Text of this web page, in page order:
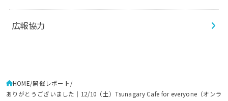
広報協力
HOME 開催レポート
ありがとうございました｜12/10（土）Tsunagary Cafe for everyone（オンラ